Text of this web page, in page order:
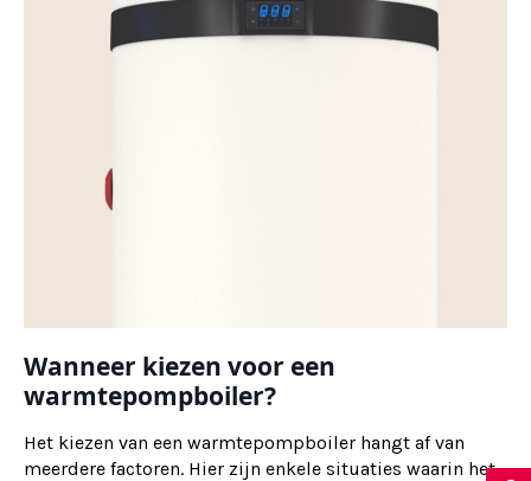
Wanneer kiezen voor een
warmtepompboiler?
Het kiezen van een warmtepompboiler hangt af van
meerdere factoren. Hier zijn enkele situaties waarin het